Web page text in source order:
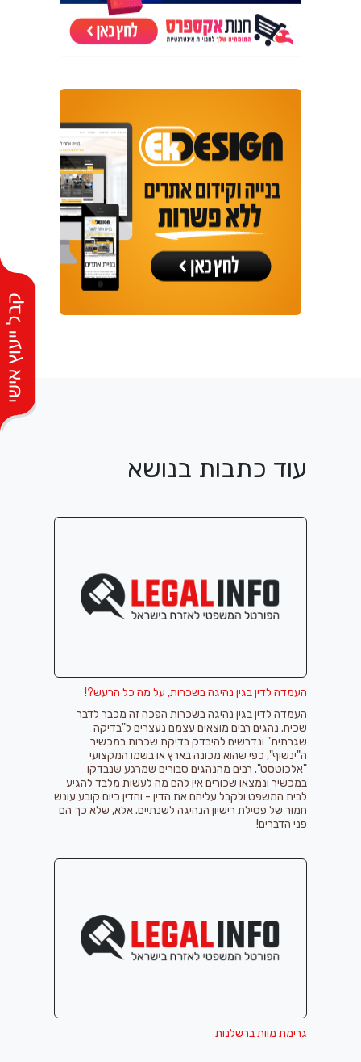
עוד כתבות בנושא
העמדה לדין בגין נהיגה בשכרות, על מה כל הרעש?!
העמדה לדין בגין נהיגה בשכרות הפכה זה מכבר לדבר
שכיח. נהגים רבים מוצאים עצמם נעצרים ל"בדיקה
שגרתית" ונדרשים להיבדק בדיקת שכרות במכשיר
ה"ינשוף", כפי שהוא מכונה בארץ או בשמו המקצועי
"אלכוטסט". רבים מהנהגים סבורים שמרגע שנבדקו
במכשיר ונמצאו שכורים אין להם מה לעשות מלבד להגיע
לבית המשפט ולקבל עליהם את הדין - והדין כיום קובע עונש
חמור של פסילת רישיון הנהיגה לשנתיים. אלא, שלא כך הם
פני הדברים!
גרימת מוות ברשלנות